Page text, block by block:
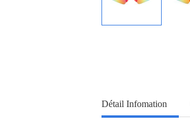
Détail Infomation